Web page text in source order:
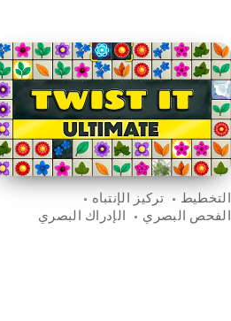
التخطيط
تركيز الإنتباه
الفحص البصري
الإدراك البصري